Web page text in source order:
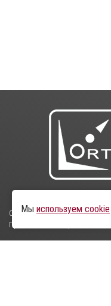
ООО НПП Орт
Производство и продажа
Мы используем cookie